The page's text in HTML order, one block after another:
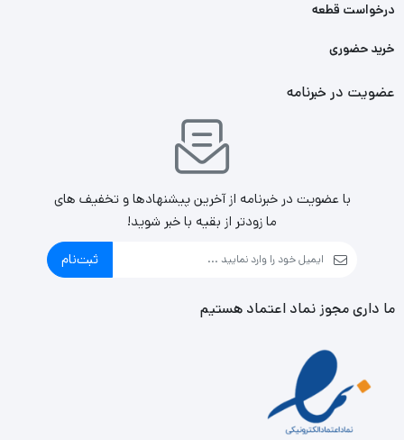
درخواست قطعه
خرید حضوری
عضویت در خبرنامه
با عضویت در خبرنامه از آخرین پیشنهادها و تخفیف های
ما زودتر از بقیه با خبر شوید!
ثبت‌نام
ما داری مجوز نماد اعتماد هستیم